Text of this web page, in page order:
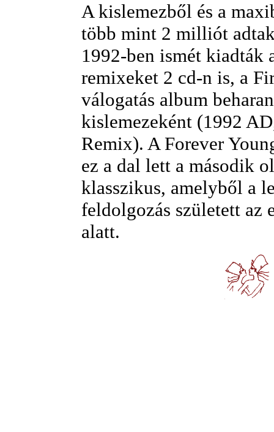
A kislemezből és a
több mint 2 milliót
1992-ben ismét kiadták
remixeket 2 cd-n is, a
válogatás album
kislemezeként (1992
Remix). A Forever
ez a dal lett a második
klasszikus, amelyből a
feldolgozás született az
alatt.